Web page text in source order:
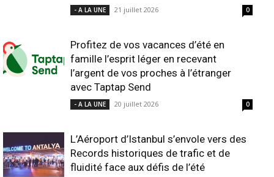
- A LA UNE 21 juillet 2026 0
Profitez de vos vacances d’été en
famille l’esprit léger en recevant
l’argent de vos proches à l’étranger
avec Taptap Send
- A LA UNE 20 juillet 2026 0
L’Aéroport d’Istanbul s’envole vers des
Records historiques de trafic et de
fluidité face aux défis de l’été